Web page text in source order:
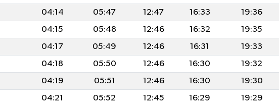
04:14 05:47 12:47 16:33 19:36
04:15 05:48 12:46 16:32 19:35
04:17 05:49 12:46 16:31 19:33
04:18 05:50 12:46 16:30 19:32
04:19 05:51 12:46 16:30 19:30
04:21 05:52 12:45 16:29 19:29